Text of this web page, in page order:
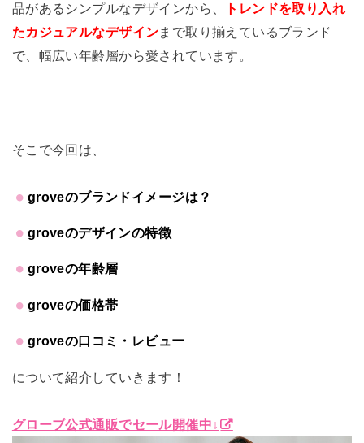
品があるシンプルなデザインから、
トレンドを取り入れ
たカジュアルなデザインまで取り揃えているブランド
で、幅広い年齢層から愛されています。
そこで今回は、
groveのブランドイメージは？
groveのデザインの特徴
groveの年齢層
groveの価格帯
groveの口コミ・レビュー
について紹介していきます！
グローブ公式通販でセール開催中↓